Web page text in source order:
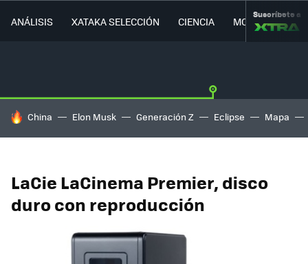
ANÁLISIS XATAKA SELECCIÓN CIENCIA MOVILIDAD
Suscríbete a
HOY SE HABLA DE
China Elon Musk Generación Z Eclipse Mapa
LaCie LaCinema Premier, disco
duro con reproducción